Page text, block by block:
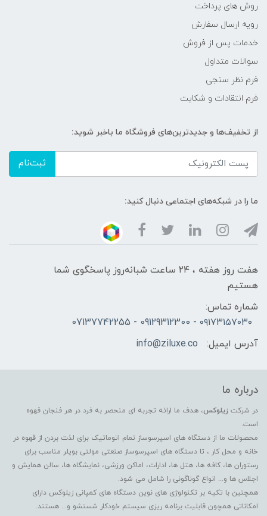
روش های پرداخت
رویه ارسال سفارش
خدمات پس از فروش
سوالات متداول
فرم نظر سنجی
فرم انتقادات و شکایت
از تخفیف‌ها و جدیدترین‌های فروشگاه ما باخبر شوید:
ثبت‌نام
ما را در شبکه‌های اجتماعی دنبال کنید:
هفت روز هفته ، ۲۴ ساعت شبانه‌روز پاسخگوی شما
هستیم
شماره تماس:
۰۹۱۷۳۱۵۷۰۳۰ - 09129312300 - 07137742255
آدرس ایمیل:
info@ziluxe.co
درباره ما
در شرکت زیلوکس، هدف ما ارائه تجربه ای منحصر به فرد در هر فنجان قهوه
است.
محصولات ما از دستگاه های اسپرسوساز تمام اتوماتیک برای لذت بردن از قهوه در
خانه و محل کار ، تا دستگاه های اسپرسوساز صنعتی مولتی بویلر مناسب برای
رستوران ها، کافه ها، هتل ها، ادارات، اماکن ورزشی، نمایشگاه ها، سالن همایش و
اجلاس ها و... انواع گوناگونی را شامل می شود.
همچنین با تکیه بر تکنولوژی های نوین دستگاه های کمپانی زیلوکس دارای
امکاناتی همچون قابلیت برنامه ریزی سیستم خودکار شستشو و... هستند.